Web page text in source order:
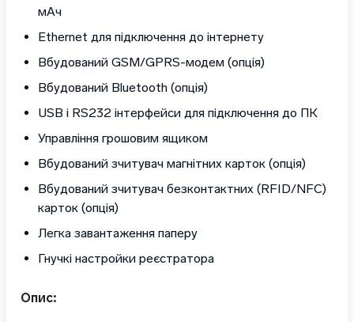
мАч
Ethernet для підключення до інтернету
Вбудований GSM/GPRS-модем (опція)
Вбудований Bluetooth (опція)
USB і RS232 інтерфейси для підключення до ПК
Управління грошовим ящиком
Вбудований зчитувач магнітних карток (опція)
Вбудований зчитувач безконтактних (RFID/NFC)
карток (опція)
Легка завантаження паперу
Гнучкі настройки реєстратора
Опис: